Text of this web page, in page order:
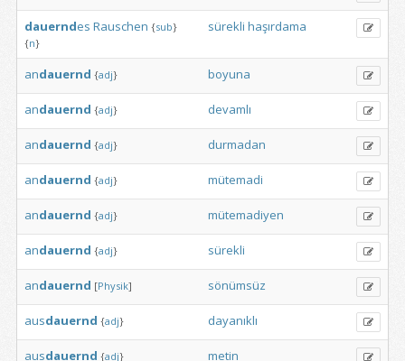
dauerndes Rauschen {sub}
{n}
sürekli haşırdama
andauernd {adj} boyuna
andauernd {adj} devamlı
andauernd {adj} durmadan
andauernd {adj} mütemadi
andauernd {adj} mütemadiyen
andauernd {adj} sürekli
andauernd [Physik] sönümsüz
ausdauernd {adj} dayanıklı
ausdauernd {adj} metin